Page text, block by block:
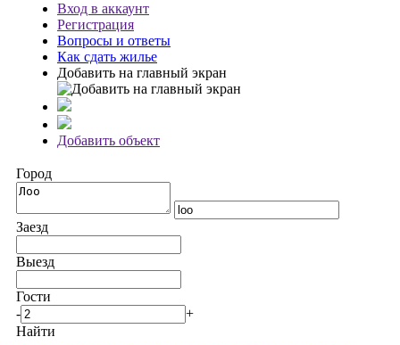
Вход в аккаунт
Регистрация
Вопросы и ответы
Как сдать жилье
Добавить на главный экран
Добавить объект
Город
Заезд
Выезд
Гости
-
+
Найти